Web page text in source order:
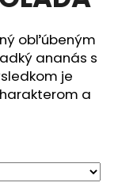
obľúbeným
ananás s
je
a